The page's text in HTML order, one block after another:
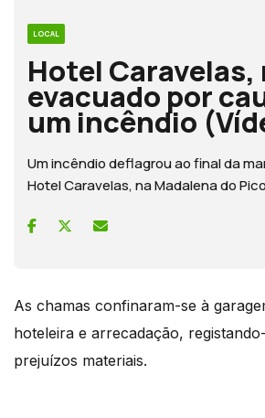
LOCAL
Hotel Caravelas,
evacuado por
um incêndio
Um incêndio deflagrou ao final da
Hotel Caravelas, na Madalena do
As chamas confinaram-se à
hoteleira e arrecadação,
prejuízos materiais.